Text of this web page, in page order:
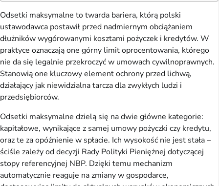
Odsetki maksymalne to twarda bariera, którą polski
ustawodawca postawił przed nadmiernym obciążaniem
dłużników wygórowanymi kosztami pożyczek i kredytów. W
praktyce oznaczają one górny limit oprocentowania, którego
nie da się legalnie przekroczyć w umowach cywilnoprawnych.
Stanowią one kluczowy element ochrony przed lichwą,
działający jak niewidzialna tarcza dla zwykłych ludzi i
przedsiębiorców.
Odsetki maksymalne dzielą się na dwie główne kategorie:
kapitałowe, wynikające z samej umowy pożyczki czy kredytu,
oraz te za opóźnienie w spłacie. Ich wysokość nie jest stała –
ściśle zależy od decyzji Rady Polityki Pieniężnej dotyczącej
stopy referencyjnej NBP. Dzięki temu mechanizm
automatycznie reaguje na zmiany w gospodarce,